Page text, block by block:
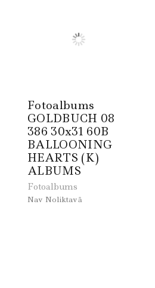
Fotoalbums
GOLDBUCH 08
386 30x31 60B
BALLOONING
HEARTS (K)
ALBUMS
Fotoalbums
Nav Noliktavā